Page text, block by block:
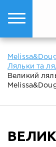
Ляльки та
Великий